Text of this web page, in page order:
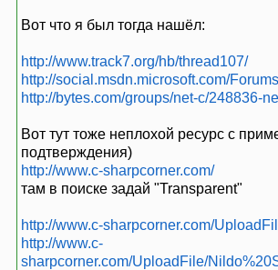
Вот что я был тогда нашёл:
http://www.track7.org/hb/thread107/
http://social.msdn.microsoft.com/
http://bytes.com/groups/net-c/248836-
Вот тут тоже неплохой ресурс с
подтверждения)
http://www.c-sharpcorner.com/
там в поиске задай "Transparent"
http://www.c-sharpcorner.com/
http://www.c-
sharpcorner.com/UploadFile/